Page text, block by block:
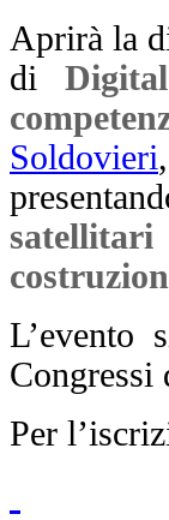
Aprirà la
di
Soldovieri
satellitari
L’evento
Congressi
Per